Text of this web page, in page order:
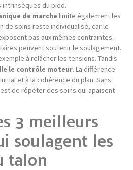
du pied.
de marche limite également les
de soins reste individualisé, car le
pas aux mêmes contraintes.
peuvent soutenir le soulagement.
à relâcher les tensions. Tandis
le contrôle moteur. La différence
et à la cohérence du plan. Sans
de répéter des soins qui apaisent
3 meilleurs
soulagent les
talon